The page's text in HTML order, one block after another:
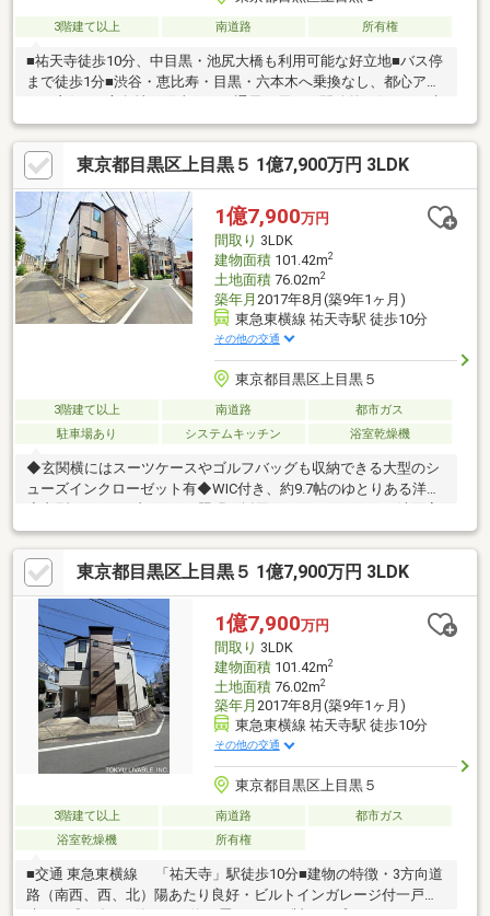
3階建て以上 南道路 所有権
■祐天寺徒歩10分、中目黒・池尻大橋も利用可能な好立地■バス停
まで徒歩1分■渋谷・恵比寿・目黒・六本木へ乗換なし、都心アク
物面積110.73m2の3LDK■約21帖超の明るいLDKとカウンターキッ
チンが魅力■収納豊富なSIC・WIC・パントリーを完備■公園・学
校・買物施設が徒歩圏で生活利便性が高い■目黒川の桜や緑地が
身近で自然も楽しめる■1階に駐車スペースを確保し車利用も快適
東京都目黒区上目黒５ 1億7,900万円 3LDK
1億7,900万円
間取り 3LDK
建物面積101.42m2
土地面積76.02m2
築年月 2017年8月(築9年1ヶ月)
東急東横線 祐天寺駅 徒歩10分
その他の交通
東京都目黒区上目黒５
3階建て以上 南道路
都市ガス
駐車場あり
システムキッチン 浴室乾燥機
◆玄関横にはスーツケースやゴルフバッグも収納できる大型のシ
ューズインクローゼット有◆WIC付き、約9.7帖のゆとりある洋室
◆丸型ミラーやブラケット照明を採用したホテルライクな洗面室
◆浴室換気乾燥機付きの1616サイズの浴室◆2ヶ所のバルコニー
により、陽当たり・通風良好◆木目調キャビネットとステンレス
天板が調和したウッドワン（WOODONE）製のデザインキッチン
◆ミーレの大型食洗機（45cmタイプ）・ビルトインオーブン付き
で機能性も充実◆キッチン横には収納力の高いパントリー◆洋室
2部屋＋収納を備えた、独立性の高い3階◆テレワークスペースや
趣味部屋など、多用途に活用可能
東京都目黒区上目黒５ 1億7,900万円 3LDK
1億7,900万円
間取り 3LDK
建物面積101.42m2
土地面積76.02m2
築年月 2017年8月(築9年1ヶ月)
東急東横線 祐天寺駅 徒歩10分
その他の交通
東京都目黒区上目黒５
3階建て以上 南道路
都市ガス
浴室乾燥機
所有権
■交通 東急東横線 「祐天寺」駅徒歩10分■建物の特徴・3方向道
路（南西、西、北）陽あたり良好・ビルトインガレージ付一戸